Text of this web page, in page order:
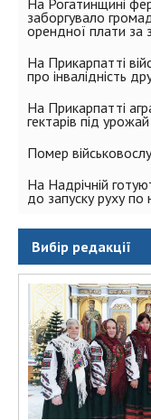
заборгувало
орендної плати за
На Прикарпатті
про інвалідність
На Прикарпатті
гектарів під
Помер
На Надрічній
до запуску руху
Вибір редакції